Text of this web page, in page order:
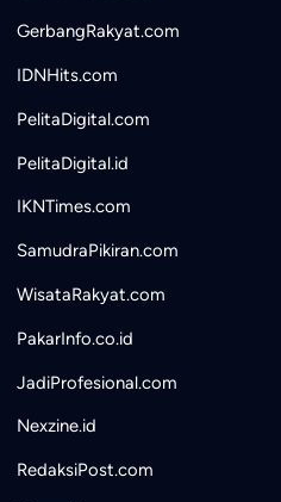
GerbangRakyat.com
IDNHits.com
PelitaDigital.com
PelitaDigital.id
IKNTimes.com
SamudraPikiran.com
WisataRakyat.com
PakarInfo.co.id
JadiProfesional.com
Nexzine.id
RedaksiPost.com